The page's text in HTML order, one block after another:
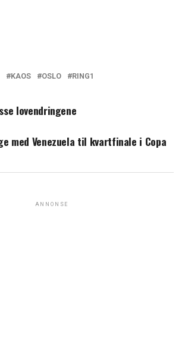
KAOS OSLO RING1
lovendringene
med Venezuela til kvartfinale i Copa
ANNONSE